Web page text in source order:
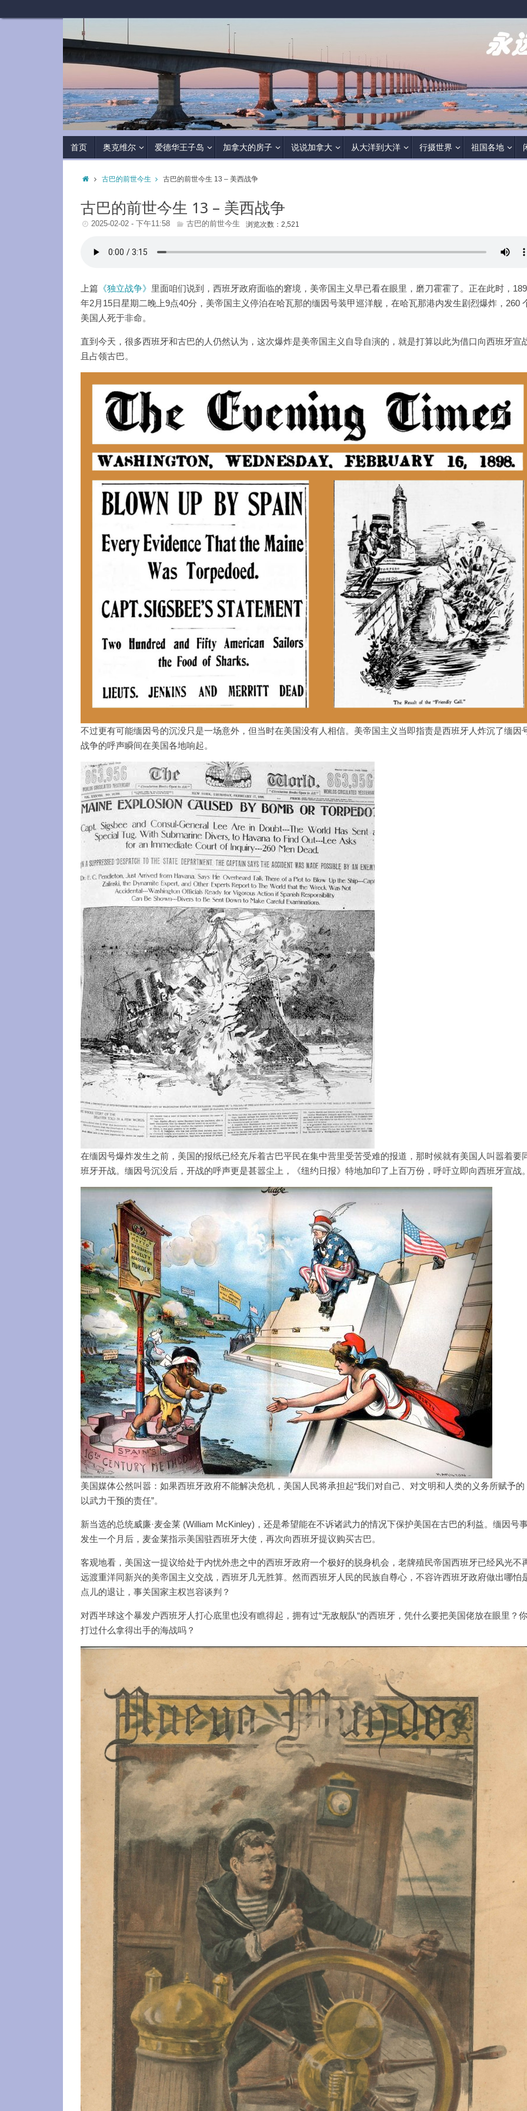
首页 奥克维尔 爱德华王子岛 加拿大的房子 说说加拿大 从大洋到大洋 行摄世界 祖国各地
古巴的前世今生 古巴的前世今生 13 – 美西战争
古巴的前世今生 13 – 美西战争
2025-02-02 - 下午11:58 古巴的前世今生 浏览次数：2,521
上篇 《独立战争》 里面咱们说到，西班牙政府面临的窘境，美帝国主义早已看在眼里，磨刀霍霍了。正在此时，
年2月15日星期二晚上9点40分，美帝国主义停泊在哈瓦那的缅因号装甲巡洋舰，在哈瓦那港内发生剧烈爆炸，260
美国人死于非命。
直到今天，很多西班牙和古巴的人仍然认为，这次爆炸是美帝国主义自导自演的，就是打算以此为借口向西班牙宣
且占领古巴。
不过更有可能缅因号的沉没只是一场意外，但当时在美国没有人相信。美帝国主义当即指责是西班牙人炸沉了缅因
战争的呼声瞬间在美国各地响起。
在缅因号爆炸发生之前，美国的报纸已经充斥着古巴平民在集中营里受苦受难的报道，那时候就有美国人叫嚣着要
班牙开战。缅因号沉没后，开战的呼声更是甚嚣尘上，《纽约日报》特地加印了上百万份，呼吁立即向西班牙宣战
美国媒体公然叫嚣：如果西班牙政府不能解决危机，美国人民将承担起“我们对自己、对文明和人类的义务所赋予的
以武力干预的责任”。
新当选的总统威廉·麦金莱 (William McKinley)，还是希望能在不诉诸武力的情况下保护美国在古巴的利益。缅因号
发生一个月后，麦金莱指示美国驻西班牙大使，再次向西班牙提议购买古巴。
客观地看，美国这一提议给处于内忧外患之中的西班牙政府一个极好的脱身机会，老牌殖民帝国西班牙已经风光不
远渡重洋同新兴的美帝国主义交战，西班牙几无胜算。然而西班牙人民的民族自尊心，不容许西班牙政府做出哪怕
点儿的退让，事关国家主权岂容谈判？
对西半球这个暴发户西班牙人打心底里也没有瞧得起，拥有过“无敌舰队“的西班牙，凭什么要把美国佬放在眼里？
打过什么拿得出手的海战吗？